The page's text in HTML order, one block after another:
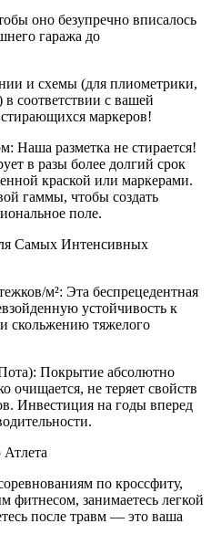
оно безупречно вписалось
гаража до
и схемы (для плиометрики,
соответствии с вашей
маркеров!
Наша разметка не стирается!
в разы более долгий срок
краской или маркерами.
гаммы, чтобы создать
поле.
Самых Интенсивных
м²: Эта беспрецедентная
устойчивость к
скольжению тяжелого
Покрытие абсолютно
очищается, не теряет свойств
Инвестиция на годы вперед
по кроссфиту,
фитнесом, занимаетесь легкой
после травм — это ваша